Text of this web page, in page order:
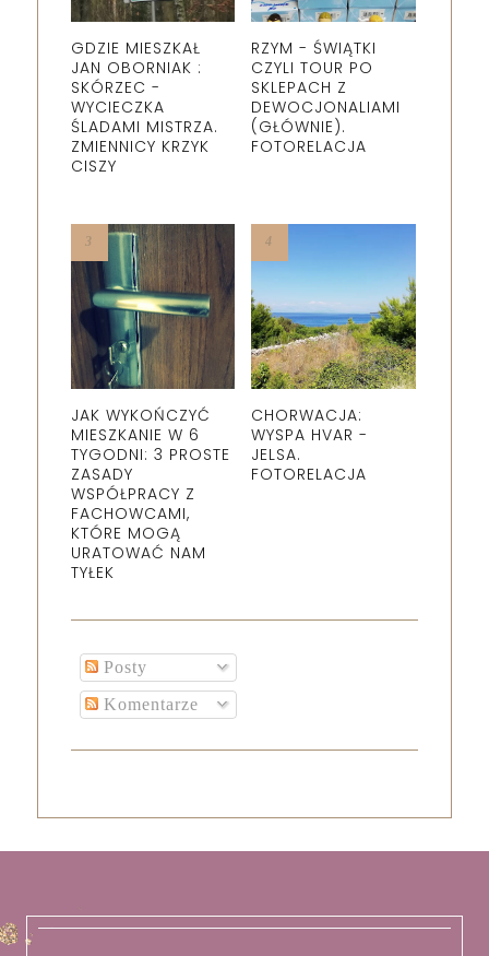
GDZIE MIESZKAŁ
JAN OBORNIAK :
SKÓRZEC -
WYCIECZKA
ŚLADAMI MISTRZA.
ZMIENNICY KRZYK
CISZY
RZYM - ŚWIĄTKI
CZYLI TOUR PO
SKLEPACH Z
DEWOCJONALIAMI
(GŁÓWNIE).
FOTORELACJA
JAK WYKOŃCZYĆ
MIESZKANIE W 6
TYGODNI: 3 PROSTE
ZASADY
WSPÓŁPRACY Z
FACHOWCAMI,
KTÓRE MOGĄ
URATOWAĆ NAM
TYŁEK
CHORWACJA:
WYSPA HVAR -
JELSA.
FOTORELACJA
Posty
Komentarze